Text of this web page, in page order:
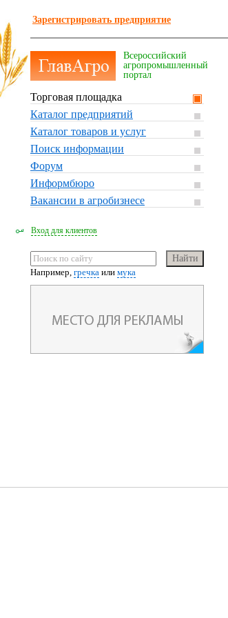
Зарегистрировать предприятие
Всероссийский
агропромышленный
портал
Торговая площадка
Каталог предприятий
Каталог товаров и услуг
Поиск информации
Форум
Информбюро
Вакансии в агробизнесе
Вход для клиентов
Например, гречка или мука